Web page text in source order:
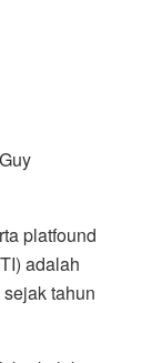
platfound
adalah
tahun